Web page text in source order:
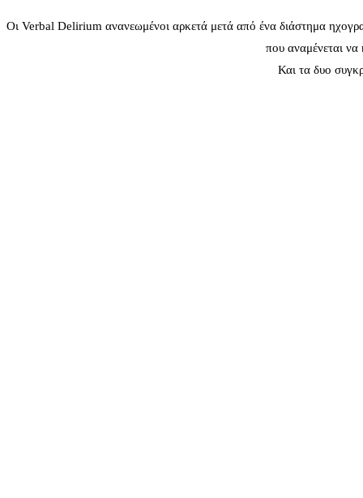
Οι Verbal Delirium ανανεωμένοι αρκετά μετά από ένα διάστημα
που αναμένεται
Και τα δυο